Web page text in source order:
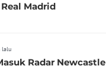
Madrid
lalu
Radar Newcastle